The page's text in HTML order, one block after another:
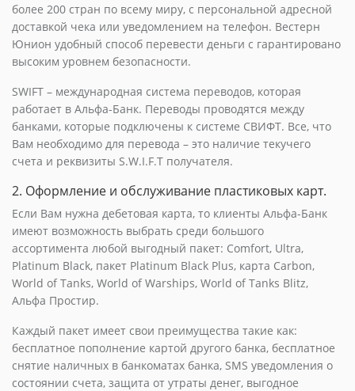
более 200 стран по всему миру, с персональной адресной
доставкой чека или уведомлением на телефон. Вестерн
Юнион удобный способ перевести деньги с гарантировано
высоким уровнем безопасности.
SWIFT – международная система переводов, которая
работает в Альфа-Банк. Переводы проводятся между
банками, которые подключены к системе СВИФТ. Все, что
Вам необходимо для перевода – это наличие текучего
счета и реквизиты S.W.I.F.T получателя.
2. Оформление и обслуживание пластиковых карт.
Если Вам нужна дебетовая карта, то клиенты Альфа-Банк
имеют возможность выбрать среди большого
ассортимента любой выгодный пакет: Comfort, Ultra,
Platinum Black, пакет Platinum Black Plus, карта Carbon,
World of Tanks, World of Warships, World of Tanks Blitz,
Альфа Простир.
Каждый пакет имеет свои преимущества такие как:
бесплатное пополнение картой другого банка, бесплатное
снятие наличных в банкоматах банка, SMS уведомления о
состоянии счета, защита от утраты денег, выгодное